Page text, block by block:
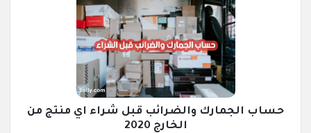
حساب الجمارك والضرائب قبل شراء اي منتج من
الخارج 2020